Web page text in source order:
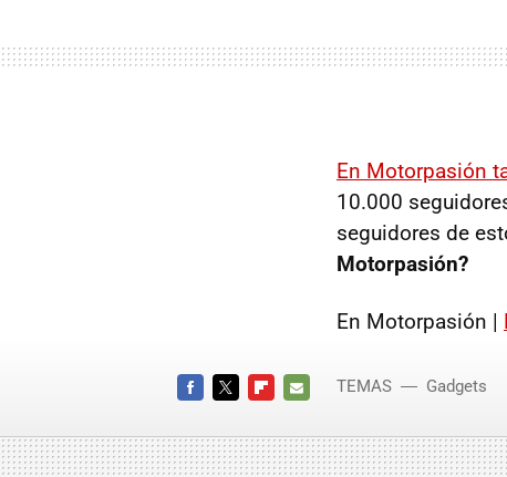
En Motorpasión
10.000
seguidores de
Motorpasión?
En Motorpasión |
MAIL
TEMAS Gadgets